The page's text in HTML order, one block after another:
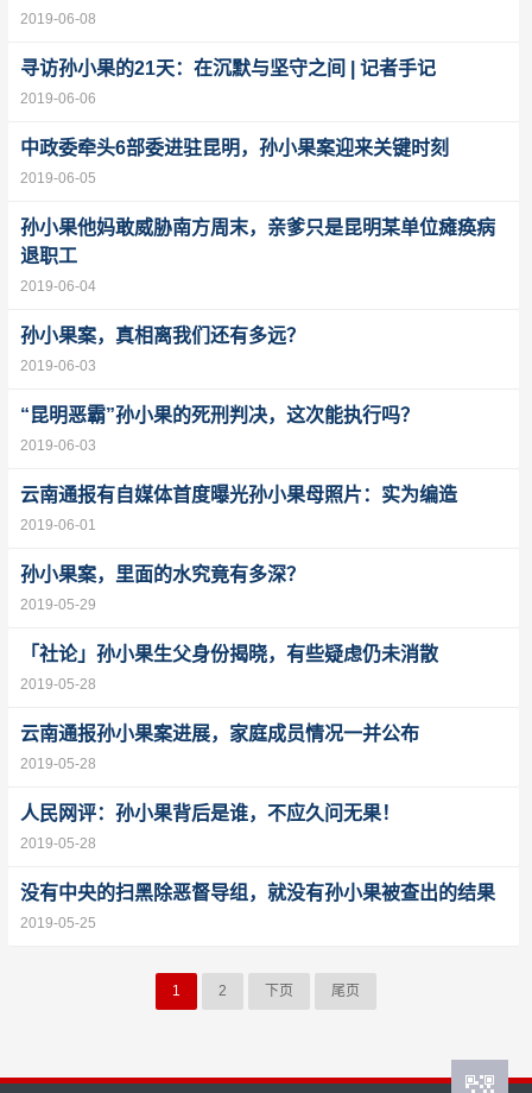
2019-06-08
寻访孙小果的21天：在沉默与坚守之间 | 记者手记
2019-06-06
中政委牵头6部委进驻昆明，孙小果案迎来关键时刻
2019-06-05
孙小果他妈敢威胁南方周末，亲爹只是昆明某单位瘫痪病
退职工
2019-06-04
孙小果案，真相离我们还有多远？
2019-06-03
“昆明恶霸”孙小果的死刑判决，这次能执行吗？
2019-06-03
云南通报有自媒体首度曝光孙小果母照片：实为编造
2019-06-01
孙小果案，里面的水究竟有多深？
2019-05-29
「社论」孙小果生父身份揭晓，有些疑虑仍未消散
2019-05-28
云南通报孙小果案进展，家庭成员情况一并公布
2019-05-28
人民网评：孙小果背后是谁，不应久问无果！
2019-05-28
没有中央的扫黑除恶督导组，就没有孙小果被查出的结果
2019-05-25
1 2 下页 尾页